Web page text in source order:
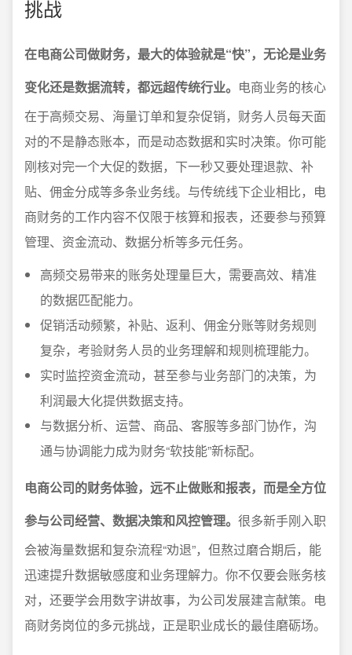
挑战
在电商公司做财务，最大的体验就是“快”，无论是业务
变化还是数据流转，都远超传统行业。 电商业务的核心
在于高频交易、海量订单和复杂促销，财务人员每天面
对的不是静态账本，而是动态数据和实时决策。你可能
刚核对完一个大促的数据，下一秒又要处理退款、补
贴、佣金分成等多条业务线。与传统线下企业相比，电
商财务的工作内容不仅限于核算和报表，还要参与预算
管理、资金流动、数据分析等多元任务。
高频交易带来的账务处理量巨大，需要高效、精准
的数据匹配能力。
促销活动频繁，补贴、返利、佣金分账等财务规则
复杂，考验财务人员的业务理解和规则梳理能力。
实时监控资金流动，甚至参与业务部门的决策，为
利润最大化提供数据支持。
与数据分析、运营、商品、客服等多部门协作，沟
通与协调能力成为财务“软技能”新标配。
电商公司的财务体验，远不止做账和报表，而是全方位
参与公司经营、数据决策和风控管理。 很多新手刚入职
会被海量数据和复杂流程“劝退”，但熬过磨合期后，能
迅速提升数据敏感度和业务理解力。你不仅要会账务核
对，还要学会用数字讲故事，为公司发展建言献策。电
商财务岗位的多元挑战，正是职业成长的最佳磨砺场。